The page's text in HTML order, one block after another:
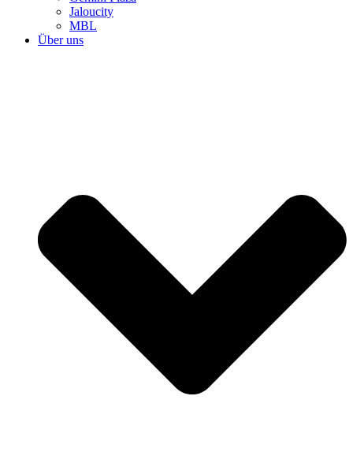
Jaloucity
MBL
Über uns